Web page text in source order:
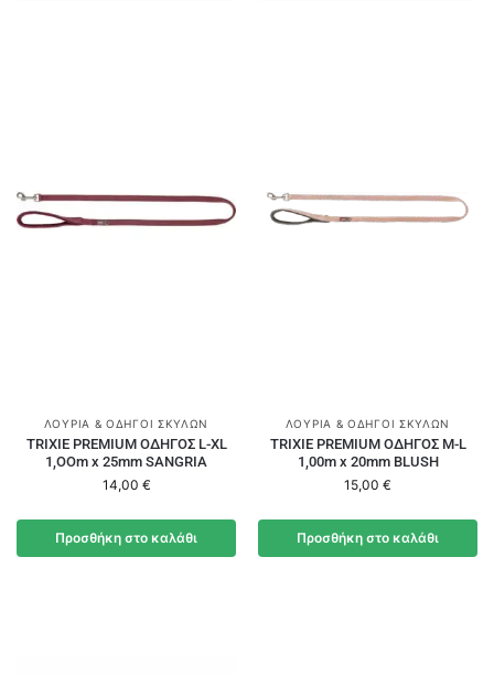
ΛΟΥΡΙΆ & ΟΔΗΓΟΊ ΣΚΎΛΩΝ
TRIXIE PREMIUM ΟΔΗΓΟΣ L-XL
1,OOm x 25mm SANGRIA
14,00 €
Προσθήκη στο καλάθι
ΛΟΥΡΙΆ & ΟΔΗΓΟΊ ΣΚΎΛΩΝ
TRIXIE PREMIUM ΟΔΗΓΟΣ M-L
1,00m x 20mm BLUSH
15,00 €
Προσθήκη στο καλάθι